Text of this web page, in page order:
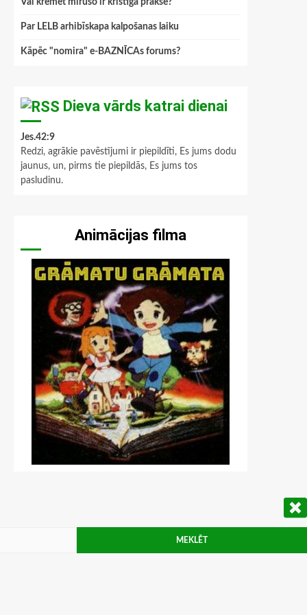
Vai kremēt mirušo ir kristīga prakse?
Par LELB arhibīskapa kalpošanas laiku
Kāpēc "nomira" e-BAZNĪCAs forums?
Dieva vārds katrai dienai
Jes.42:9
Redzi, agrākie pavēstījumi ir piepildīti, Es jums dodu
jaunus, un, pirms tie piepildās, Es jums tos
pasludinu.
Animācijas filma